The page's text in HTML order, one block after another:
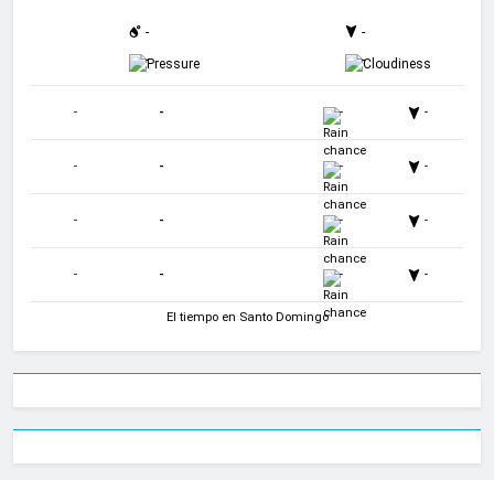
-
-
-
-
- - - -
- - - -
- - - -
- - - -
El tiempo en Santo Domingo